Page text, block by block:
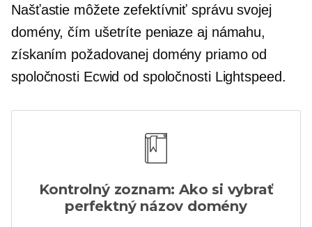
Našťastie môžete zefektívniť správu svojej
domény, čím ušetríte peniaze aj námahu,
získaním požadovanej domény priamo od
spoločnosti Ecwid od spoločnosti Lightspeed.
Kontrolný zoznam: Ako si vybrať
perfektný názov domény